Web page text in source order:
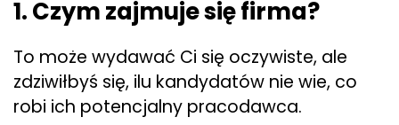
1. Czym zajmuje się firma?
To może wydawać Ci się oczywiste, ale
zdziwiłbyś się, ilu kandydatów nie wie, co
robi ich potencjalny pracodawca.